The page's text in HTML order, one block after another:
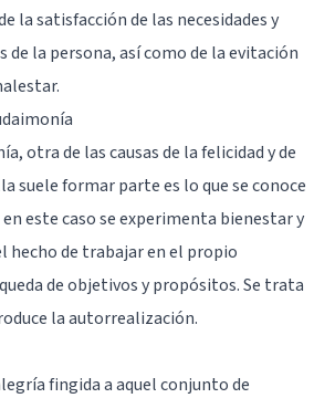
la satisfacción de las necesidades y
de la persona, así como de la evitación
otra de las causas de la felicidad y de
suele formar parte es lo que se conoce
este caso se experimenta bienestar y
hecho de trabajar en el propio
de objetivos y propósitos. Se trata
la autorrealización.
fingida a aquel conjunto de